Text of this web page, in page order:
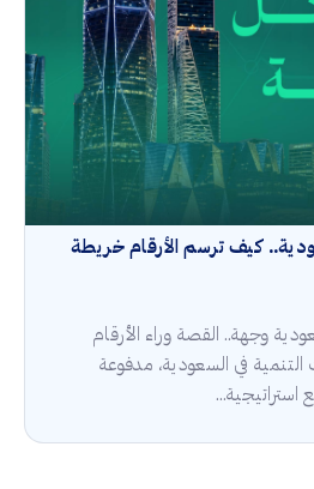
كيف ترسم الأرقام خريطة
وجهة.. القصة وراء الأرقام
التنمية في السعودية، مدفوعة